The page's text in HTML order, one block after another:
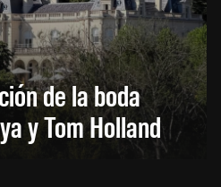
de la boda
y Tom Holland